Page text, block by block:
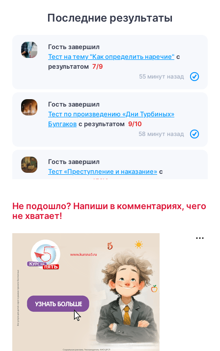
Последние результаты
Гость завершил
Тест на тему "Как определить наречие" с
результатом 7/9
55 минут назад
Гость завершил
Тест по произведению «Дни Турбиных»
Булгаков с результатом 9/10
58 минут назад
Гость завершил
Тест «Преступление и наказание» с
15/16
Не подошло? Напиши в комментариях, чего
не хватает!